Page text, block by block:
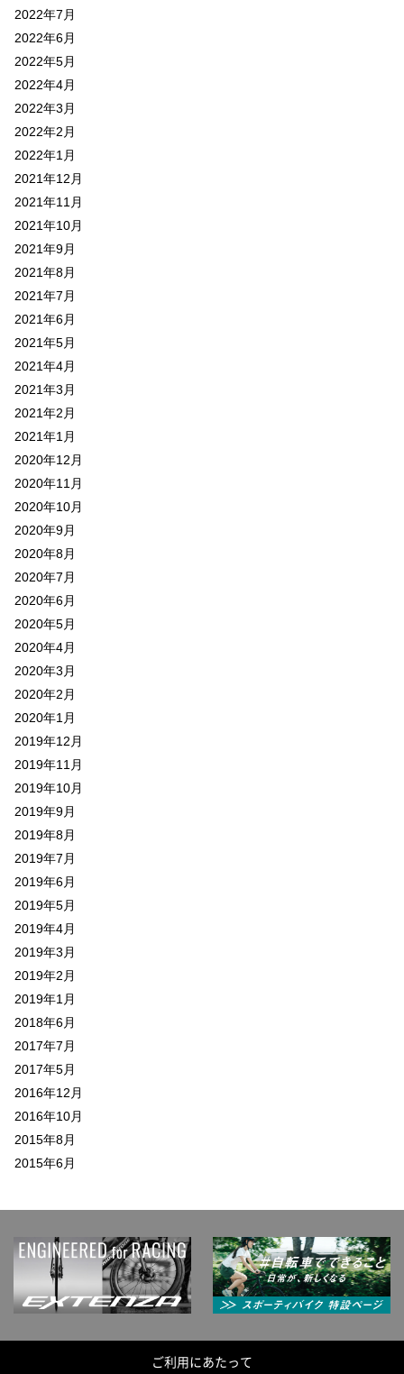
2022年7月
2022年6月
2022年5月
2022年4月
2022年3月
2022年2月
2022年1月
2021年12月
2021年11月
2021年10月
2021年9月
2021年8月
2021年7月
2021年6月
2021年5月
2021年4月
2021年3月
2021年2月
2021年1月
2020年12月
2020年11月
2020年10月
2020年9月
2020年8月
2020年7月
2020年6月
2020年5月
2020年4月
2020年3月
2020年2月
2020年1月
2019年12月
2019年11月
2019年10月
2019年9月
2019年8月
2019年7月
2019年6月
2019年5月
2019年4月
2019年3月
2019年2月
2019年1月
2018年6月
2017年7月
2017年5月
2016年12月
2016年10月
2015年8月
2015年6月
ご利用にあたって